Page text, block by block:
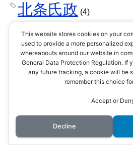
北条氏政 (4)
北条氏照(3)
北条氏直(2)
北条氏規
This website stores cookies on your
used to provide a more personalized
whereabouts around our website in
General Data Protection Regulation. If
any future tracking, a cookie will be
remember this choice
Accept or
Decline